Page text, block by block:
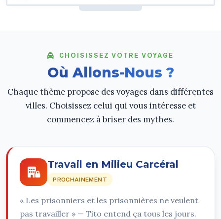
CHOISISSEZ VOTRE VOYAGE
Où Allons-Nous ?
Chaque thème propose des voyages dans différentes
villes. Choisissez celui qui vous intéresse et
commencez à briser des mythes.
Travail en Milieu Carcéral
PROCHAINEMENT
« Les prisonniers et les prisonnières ne veulent
pas travailler » — Tito entend ça tous les jours.